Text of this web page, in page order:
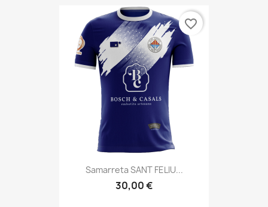
Samarreta SANT FELIU...
30,00 €
favorite_border